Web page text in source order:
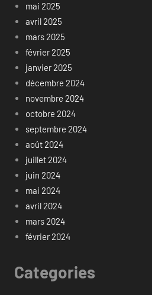
mai 2025
avril 2025
mars 2025
février 2025
janvier 2025
décembre 2024
novembre 2024
octobre 2024
septembre 2024
août 2024
juillet 2024
juin 2024
mai 2024
avril 2024
mars 2024
février 2024
Categories